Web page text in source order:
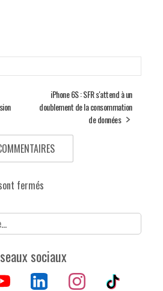
iPhone 6S : SFR s'attend à un
doublement de la consommation
de données
fermés
sociaux